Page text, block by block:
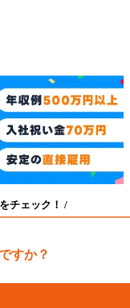
をチェック！ /
すか？